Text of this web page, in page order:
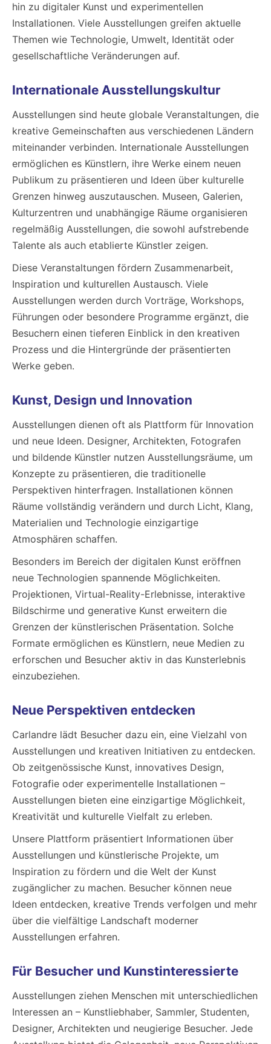
hin zu digitaler Kunst und experimentellen
Installationen. Viele Ausstellungen greifen aktuelle
Themen wie Technologie, Umwelt, Identität oder
gesellschaftliche Veränderungen auf.
Internationale Ausstellungskultur
Ausstellungen sind heute globale Veranstaltungen, die
kreative Gemeinschaften aus verschiedenen Ländern
miteinander verbinden. Internationale Ausstellungen
ermöglichen es Künstlern, ihre Werke einem neuen
Publikum zu präsentieren und Ideen über kulturelle
Grenzen hinweg auszutauschen. Museen, Galerien,
Kulturzentren und unabhängige Räume organisieren
regelmäßig Ausstellungen, die sowohl aufstrebende
Talente als auch etablierte Künstler zeigen.
Diese Veranstaltungen fördern Zusammenarbeit,
Inspiration und kulturellen Austausch. Viele
Ausstellungen werden durch Vorträge, Workshops,
Führungen oder besondere Programme ergänzt, die
Besuchern einen tieferen Einblick in den kreativen
Prozess und die Hintergründe der präsentierten
Werke geben.
Kunst, Design und Innovation
Ausstellungen dienen oft als Plattform für Innovation
und neue Ideen. Designer, Architekten, Fotografen
und bildende Künstler nutzen Ausstellungsräume, um
Konzepte zu präsentieren, die traditionelle
Perspektiven hinterfragen. Installationen können
Räume vollständig verändern und durch Licht, Klang,
Materialien und Technologie einzigartige
Atmosphären schaffen.
Besonders im Bereich der digitalen Kunst eröffnen
neue Technologien spannende Möglichkeiten.
Projektionen, Virtual-Reality-Erlebnisse, interaktive
Bildschirme und generative Kunst erweitern die
Grenzen der künstlerischen Präsentation. Solche
Formate ermöglichen es Künstlern, neue Medien zu
erforschen und Besucher aktiv in das Kunsterlebnis
einzubeziehen.
Neue Perspektiven entdecken
Carlandre lädt Besucher dazu ein, eine Vielzahl von
Ausstellungen und kreativen Initiativen zu entdecken.
Ob zeitgenössische Kunst, innovatives Design,
Fotografie oder experimentelle Installationen –
Ausstellungen bieten eine einzigartige Möglichkeit,
Kreativität und kulturelle Vielfalt zu erleben.
Unsere Plattform präsentiert Informationen über
Ausstellungen und künstlerische Projekte, um
Inspiration zu fördern und die Welt der Kunst
zugänglicher zu machen. Besucher können neue
Ideen entdecken, kreative Trends verfolgen und mehr
über die vielfältige Landschaft moderner
Ausstellungen erfahren.
Für Besucher und Kunstinteressierte
Ausstellungen ziehen Menschen mit unterschiedlichen
Interessen an – Kunstliebhaber, Sammler, Studenten,
Designer, Architekten und neugierige Besucher. Jede